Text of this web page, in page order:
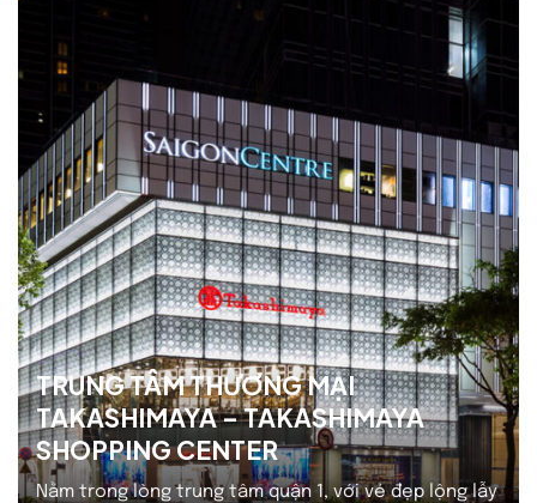
18 và 19 thành phường Nguyễn Thái Bình). Xung quanh
Phố Lê…
TRUNG TÂM THƯƠNG MẠI
TAKASHIMAYA – TAKASHIMAYA
SHOPPING CENTER
Nằm trong lòng trung tâm quận 1, với vẻ đẹp lộng lẫy